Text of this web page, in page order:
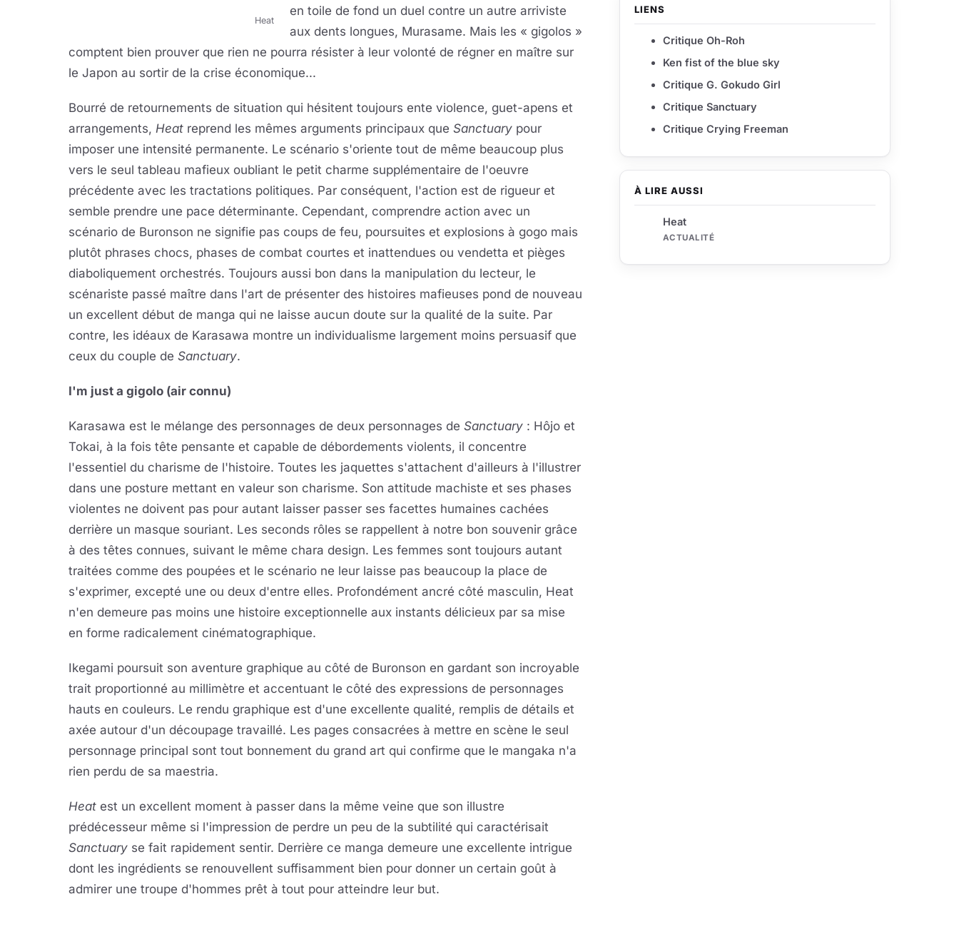
Heat
en toile de fond un duel contre un autre arriviste
aux dents longues, Murasame. Mais les « gigolos »
comptent bien prouver que rien ne pourra résister à leur volonté de régner en maître sur
le Japon au sortir de la crise économique...
Bourré de retournements de situation qui hésitent toujours ente violence, guet-apens et
arrangements, Heat reprend les mêmes arguments principaux que Sanctuary pour
imposer une intensité permanente. Le scénario s'oriente tout de même beaucoup plus
vers le seul tableau mafieux oubliant le petit charme supplémentaire de l'oeuvre
précédente avec les tractations politiques. Par conséquent, l'action est de rigueur et
semble prendre une pace déterminante. Cependant, comprendre action avec un
scénario de Buronson ne signifie pas coups de feu, poursuites et explosions à gogo mais
plutôt phrases chocs, phases de combat courtes et inattendues ou vendetta et pièges
diaboliquement orchestrés. Toujours aussi bon dans la manipulation du lecteur, le
scénariste passé maître dans l'art de présenter des histoires mafieuses pond de nouveau
un excellent début de manga qui ne laisse aucun doute sur la qualité de la suite. Par
contre, les idéaux de Karasawa montre un individualisme largement moins persuasif que
ceux du couple de Sanctuary.
I'm just a gigolo (air connu)
Karasawa est le mélange des personnages de deux personnages de Sanctuary : Hôjo et
Tokai, à la fois tête pensante et capable de débordements violents, il concentre
l'essentiel du charisme de l'histoire. Toutes les jaquettes s'attachent d'ailleurs à l'illustrer
dans une posture mettant en valeur son charisme. Son attitude machiste et ses phases
violentes ne doivent pas pour autant laisser passer ses facettes humaines cachées
derrière un masque souriant. Les seconds rôles se rappellent à notre bon souvenir grâce
à des têtes connues, suivant le même chara design. Les femmes sont toujours autant
traitées comme des poupées et le scénario ne leur laisse pas beaucoup la place de
s'exprimer, excepté une ou deux d'entre elles. Profondément ancré côté masculin, Heat
n'en demeure pas moins une histoire exceptionnelle aux instants délicieux par sa mise
en forme radicalement cinématographique.
Ikegami poursuit son aventure graphique au côté de Buronson en gardant son incroyable
trait proportionné au millimètre et accentuant le côté des expressions de personnages
hauts en couleurs. Le rendu graphique est d'une excellente qualité, remplis de détails et
axée autour d'un découpage travaillé. Les pages consacrées à mettre en scène le seul
personnage principal sont tout bonnement du grand art qui confirme que le mangaka n'a
rien perdu de sa maestria.
Heat est un excellent moment à passer dans la même veine que son illustre
prédécesseur même si l'impression de perdre un peu de la subtilité qui caractérisait
Sanctuary se fait rapidement sentir. Derrière ce manga demeure une excellente intrigue
dont les ingrédients se renouvellent suffisamment bien pour donner un certain goût à
admirer une troupe d'hommes prêt à tout pour atteindre leur but.
À LIRE AUSSI
Heat
ACTUALITÉ
LIENS
Critique Oh-Roh
Ken fist of the blue sky
Critique G. Gokudo Girl
Critique Sanctuary
Critique Crying Freeman